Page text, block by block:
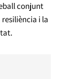
conjunt
i la